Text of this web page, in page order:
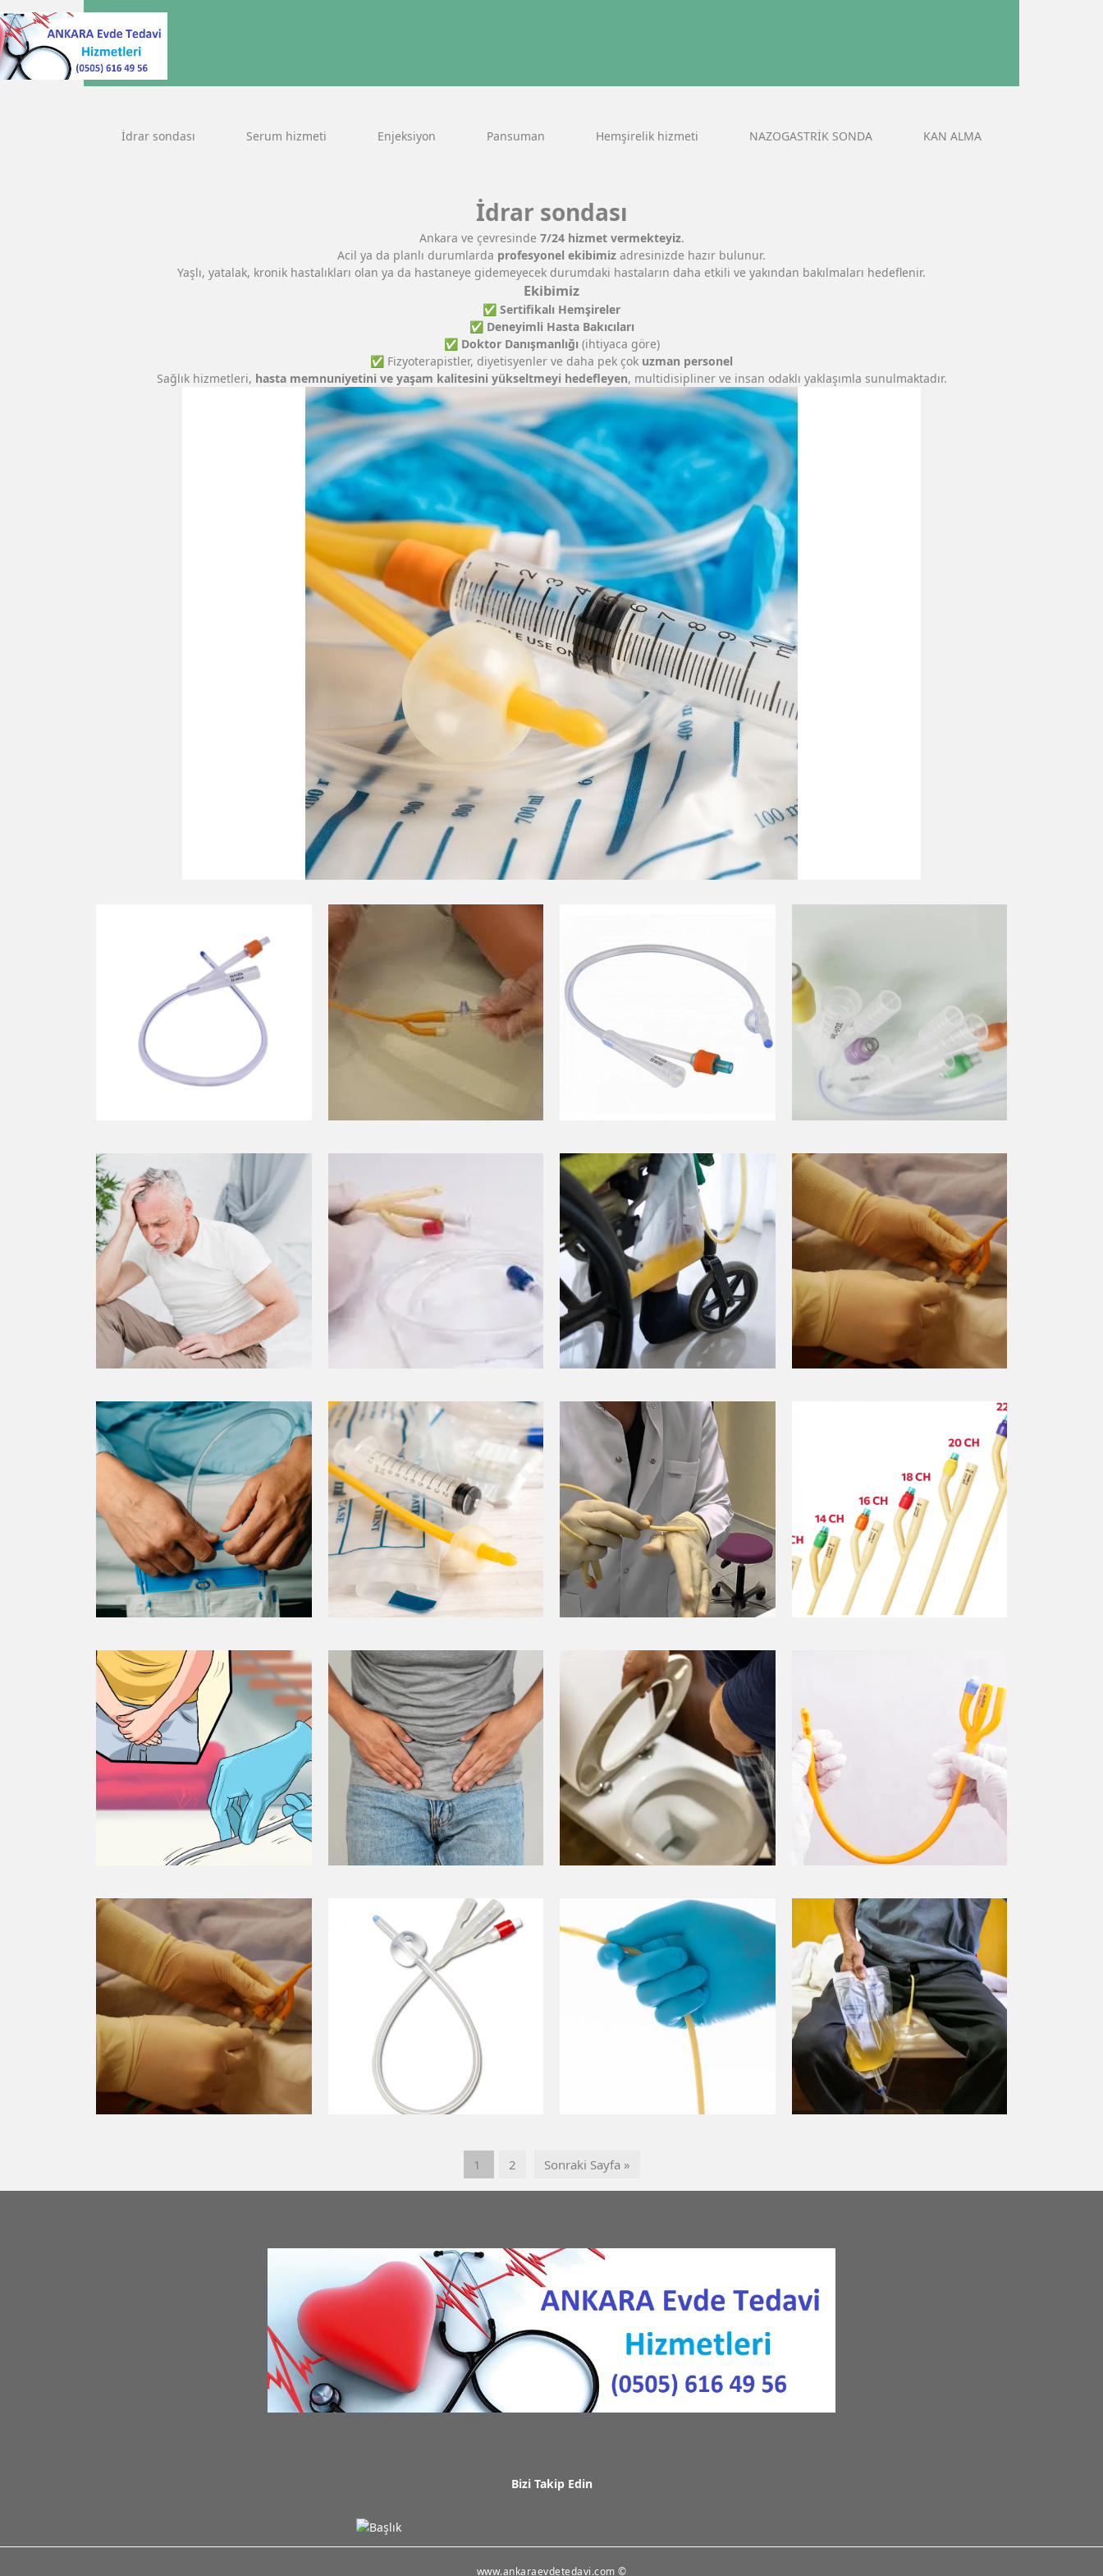
İdrar sondası Serum hizmeti Enjeksiyon Pansuman Hemşirelik hizmeti NAZOGASTRİK SONDA KAN ALMA
İdrar sondası
Ankara ve çevresinde 7/24 hizmet vermekteyiz.
Acil ya da planlı durumlarda profesyonel ekibimiz adresinizde hazır bulunur.
Yaşlı, yatalak, kronik hastalıkları olan ya da hastaneye gidemeyecek durumdaki hastaların daha etkili ve yakından bakılmaları hedeflenir.
Ekibimiz
✅ Sertifikalı Hemşireler
✅ Deneyimli Hasta Bakıcıları
✅ Doktor Danışmanlığı (ihtiyaca göre)
✅ Fizyoterapistler, diyetisyenler ve daha pek çok uzman personel
Sağlık hizmetleri, hasta memnuniyetini ve yaşam kalitesini yükseltmeyi hedefleyen, multidisipliner ve insan odaklı yaklaşımla sunulmaktadır.
1 2 Sonraki Sayfa »
Bizi Takip Edin
www.ankaraevdetedavi.com ©